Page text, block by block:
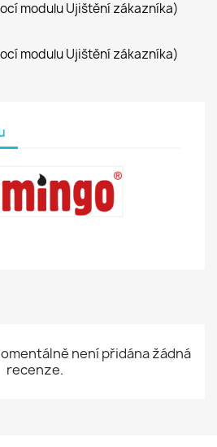
modulu Ujištění zákazníka)
modulu Ujištění zákazníka)
není přidána žádná
recenze.